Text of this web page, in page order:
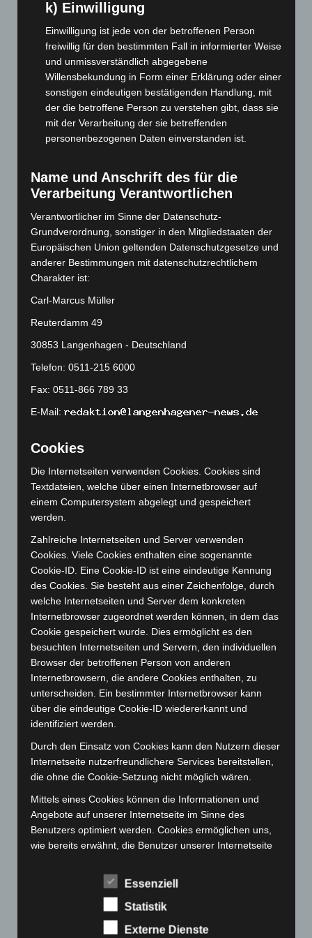
Oktober 2025(112)
September 2025
(93)
August 2025 (90)
Juli 2025 (90)
(103)
Mai 2025(112)
April 2025(88)
Februar 2025
(96)
Januar 2025(88)
Dezember 2024(89)
November 2024(94)
Oktober 2024(93)
September 2024
August 2024(107)
Juli 2024
(89)
Juni 2024
Januar 2024(111)
November 2023(130)
Oktober 2023(114)
Juli 2023(118)
Juni 2023(142)
Mai 2023(139)
April 2023(155)
März 2023(174)
Februar 2023(154)
Januar 2023(140)
Dezember 2022(130)
Oktober 2022 (166)
September 2022(205)
August 2022(166)
Juli 2022(133)
Juni 2022(167)
(189)
k) Einwilligung
Einwilligung ist jede von der betroffenen Person
freiwillig für den bestimmten Fall in informierter Weise
und unmissverständlich abgegebene
Willensbekundung in Form einer Erklärung oder einer
sonstigen eindeutigen bestätigenden Handlung, mit
der die betroffene Person zu verstehen gibt, dass sie
mit der Verarbeitung der sie betreffenden
personenbezogenen Daten einverstanden ist.
Name und Anschrift des für die
Verarbeitung Verantwortlichen
Verantwortlicher im Sinne der Datenschutz-
Grundverordnung, sonstiger in den Mitgliedstaaten der
Europäischen Union geltenden Datenschutzgesetze und
anderer Bestimmungen mit datenschutzrechtlichem
Charakter ist:
Carl-Marcus Müller
Reuterdamm 49
30853 Langenhagen - Deutschland
Telefon: 0511-215 6000
Fax: 0511-866 789 33
E-Mail:
Cookies
Die Internetseiten verwenden Cookies. Cookies sind
Textdateien, welche über einen Internetbrowser auf
einem Computersystem abgelegt und gespeichert
werden.
Zahlreiche Internetseiten und Server verwenden
Cookies. Viele Cookies enthalten eine sogenannte
Cookie-ID. Eine Cookie-ID ist eine eindeutige Kennung
des Cookies. Sie besteht aus einer Zeichenfolge, durch
welche Internetseiten und Server dem konkreten
Internetbrowser zugeordnet werden können, in dem das
Cookie gespeichert wurde. Dies ermöglicht es den
besuchten Internetseiten und Servern, den individuellen
Browser der betroffenen Person von anderen
Internetbrowsern, die andere Cookies enthalten, zu
unterscheiden. Ein bestimmter Internetbrowser kann
über die eindeutige Cookie-ID wiedererkannt und
identifiziert werden.
Durch den Einsatz von Cookies kann den Nutzern dieser
Internetseite nutzerfreundlichere Services bereitstellen,
die ohne die Cookie-Setzung nicht möglich wären.
Mittels eines Cookies können die Informationen und
Angebote auf unserer Internetseite im Sinne des
Benutzers optimiert werden. Cookies ermöglichen uns,
wie bereits erwähnt, die Benutzer unserer Internetseite
es, den Nutzern die Verwendung unserer Internetseite
zu erleichtern. Der Benutzer einer Internetseite, die
Cookies verwendet, muss beispielsweise nicht bei jedem
Besuch der Internetseite erneut seine Zugangsdaten
Essenziell
Statistik
Externe Dienste